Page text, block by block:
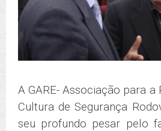
A GARE- Associação para
Cultura de Segurança
seu profundo pesar pelo